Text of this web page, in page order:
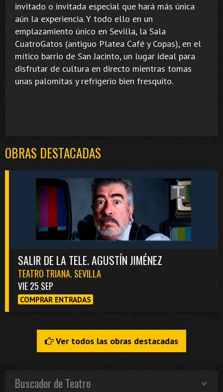
invitado o invitada especial que hará más única
aún la experiencia. Y todo ello en un
emplazamiento único en Sevilla, la Sala
CuatroGatos (antiguo Platea Café y Copas), en el
mítico barrio de San Jacinto, un lugar ideal para
disfrutar de cultura en directo mientras tomas
unas palomitas y refrigerio bien fresquito.
OBRAS DESTACADAS
SALIR DE LA TELE. AGUSTÍN JIMÉNEZ
TEATRO TRIANA. SEVILLA
VIE 25 SEP
COMPRAR ENTRADAS
Ver todos las obras destacadas
Buscador de Teatro